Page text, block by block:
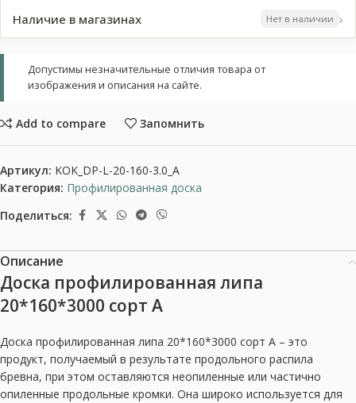
Наличие в магазинах Нет в наличии ›
Допустимы незначительные отличия товара от
изображения и описания на сайте.
Add to compare Запомнить
Артикул: KOK_DP-L-20-160-3.0_A
Категория: Профилированная доска
Поделиться:
Описание
Доска профилированная липа
20*160*3000 сорт А
Доска профилированная липа 20*160*3000 сорт А – это
продукт, получаемый в результате продольного распила
бревна, при этом оставляются неопиленные или частично
опиленные продольные кромки. Она широко используется для